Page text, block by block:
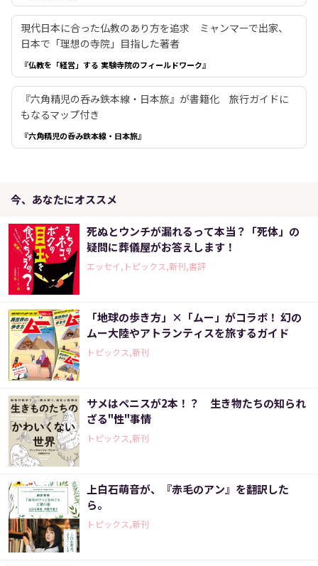
現代日本に合った仏教のあり方を追求 ミャンマーで出家、
日本で「理想の寺院」目指した著者
『仏教を「経営」する 実験寺院のフィールドワーク』
『六角精児の呑み鉄本線・日本旅』が書籍化 旅行ガイドに
もなるマップ付き
『六角精児の呑み鉄本線・日本旅』
今、あなたにオススメ
死ぬとウンチが漏れるって本当？「死体」の
疑問に葬儀屋がお答えします！
エッセイ,トピックス,新刊,書評
「地球の歩き方」×「ムー」がコラボ！ 幻の
ムー大陸やアトランティスを旅するガイド
トピックス,新刊
サメはペニスが2本！？ 生き物たちの知られ
ざる"性"事情
トピックス,新刊
上白石萌音が、『赤毛のアン』を翻訳した
ら。
トピックス,新刊